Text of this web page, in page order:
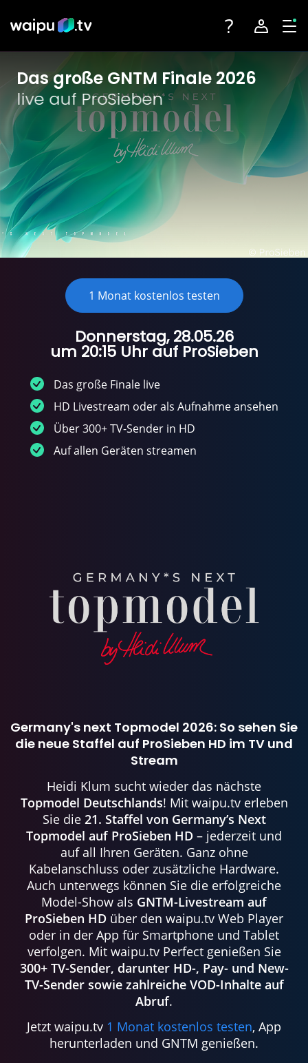
1 Monat kostenlos testen
Fernsehen
Angebote
Streaming-Partner
Geräte
Toggle navigation
Account
1 Monat kostenlos testen
Login
Registrieren
Das große GNTM Finale 2026
live auf ProSieben
1 Monat kostenlos testen
Donnerstag, 28.05.26
um 20:15 Uhr auf ProSieben
Das große Finale live
HD Livestream oder als Aufnahme ansehen
Über 300+ TV-Sender in HD
Auf allen Geräten streamen
Germany's next Topmodel 2026: So sehen Sie
die neue Staffel auf ProSieben HD im TV und
Stream
Heidi Klum sucht wieder das nächste
Topmodel Deutschlands! Mit waipu.tv erleben
Sie die 21. Staffel von Germany’s Next
Topmodel auf ProSieben HD – jederzeit und
auf all Ihren Geräten. Ganz ohne
Kabelanschluss oder zusätzliche Hardware.
Auch unterwegs können Sie die erfolgreiche
Model-Show als GNTM-Livestream auf
ProSieben HD über den waipu.tv Web Player
oder in der App für Smartphone und Tablet
verfolgen. Mit waipu.tv Perfect genießen Sie
300+ TV-Sender, darunter HD-, Pay- und New-
TV-Sender sowie zahlreiche VOD-Inhalte auf
Abruf.
Jetzt waipu.tv 1 Monat kostenlos testen, App
herunterladen und GNTM genießen.